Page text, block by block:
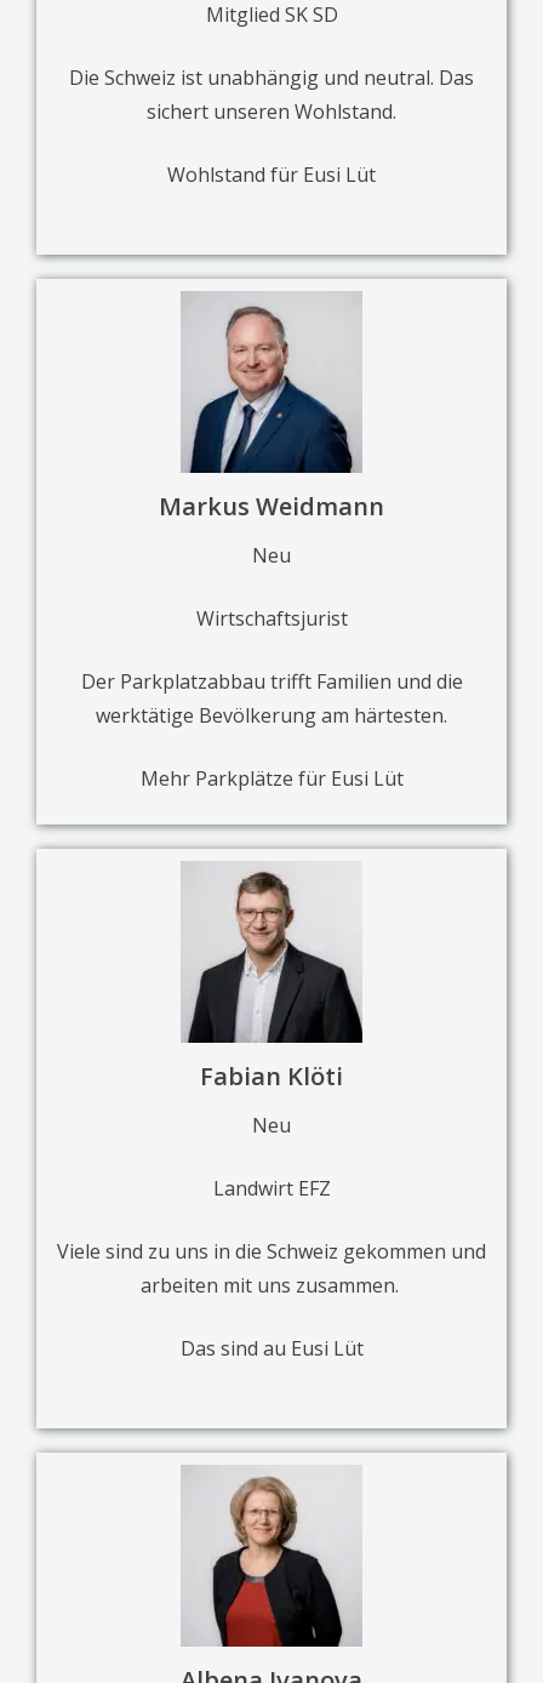
Mitglied SK SD
Die Schweiz ist unabhängig und neutral. Das
sichert unseren Wohlstand.
Wohlstand für Eusi Lüt
Markus Weidmann
Neu
Wirtschaftsjurist
Der Parkplatzabbau trifft Familien und die
werktätige Bevölkerung am härtesten.
Mehr Parkplätze für Eusi Lüt
Fabian Klöti
Neu
Landwirt EFZ
Viele sind zu uns in die Schweiz gekommen und
arbeiten mit uns zusammen.
Das sind au Eusi Lüt